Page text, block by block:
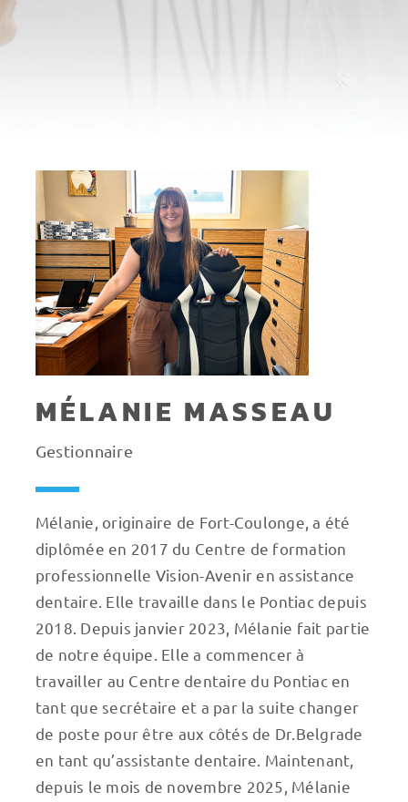
MÉLANIE MASSEAU
Gestionnaire
Mélanie, originaire de Fort-Coulonge, a été
diplômée en 2017 du Centre de formation
professionnelle Vision-Avenir en assistance
dentaire. Elle travaille dans le Pontiac depuis
2018. Depuis janvier 2023, Mélanie fait partie
de notre équipe. Elle a commencer à
travailler au Centre dentaire du Pontiac en
tant que secrétaire et a par la suite changer
de poste pour être aux côtés de Dr.Belgrade
en tant qu’assistante dentaire. Maintenant,
depuis le mois de novembre 2025, Mélanie